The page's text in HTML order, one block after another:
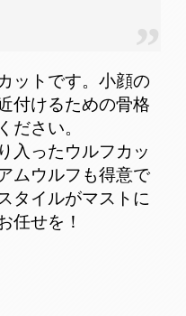
ットです。小顔の
付けるための骨格
ださい。
入ったウルフカッ
ムウルフも得意で
タイルがマストに
任せを！